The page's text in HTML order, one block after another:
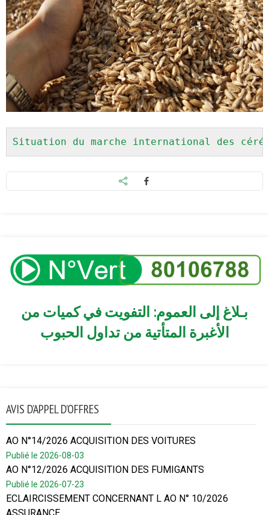
Situation du marche international des
بـلاغ إلى العموم: التفويت في كميات من
الأغبرة المتأتية من تداول الحبوب
AVIS D’APPEL D’OFFRES
AO N°14/2026 ACQUISITION DES VOITURES
Publié le 2026-08-03
AO N°12/2026 ACQUISITION DES FUMIGANTS
Publié le 2026-07-23
ECLAIRCISSEMENT CONCERNANT L AO N° 10/2026